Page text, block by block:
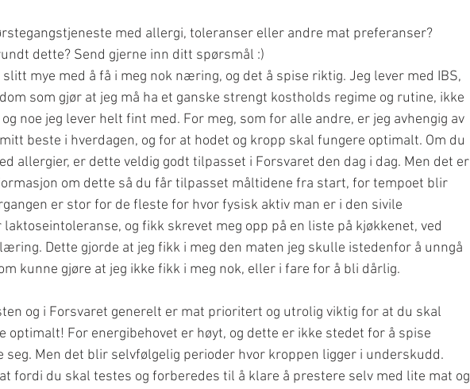
med allergi, toleranser eller andre mat preferanser?
dette? Send gjerne inn ditt spørsmål :)
mye med å få i meg nok næring, og det å spise riktig. Jeg lever med IBS,
som gjør at jeg må ha et ganske strengt kostholds regime og rutine, ikke
noe jeg lever helt fint med. For meg, som for alle andre, er jeg avhengig av
beste i hverdagen, og for at hodet og kropp skal fungere optimalt. Om du
allergier, er dette veldig godt tilpasset i Forsvaret den dag i dag. Men det er
om dette så du får tilpasset måltidene fra start, for tempoet blir
er stor for de fleste for hvor fysisk aktiv man er i den sivile
laktoseintoleranse, og fikk skrevet meg opp på en liste på kjøkkenet, ved
Dette gjorde at jeg fikk i meg den maten jeg skulle istedenfor å unngå
kunne gjøre at jeg ikke fikk i meg nok, eller i fare for å bli dårlig.
og i Forsvaret generelt er mat prioritert og utrolig viktig for at du skal
optimalt! For energibehovet er høyt, og dette er ikke stedet for å spise
seg. Men det blir selvfølgelig perioder hvor kroppen ligger i underskudd.
fordi du skal testes og forberedes til å klare å prestere selv med lite mat og